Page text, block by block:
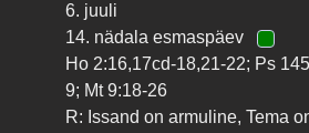
6. juuli
14. nädala esmaspäev
Ho 2:16,17cd-18,21-22; Ps
9; Mt 9:18-26
R: Issand on armuline, Tema